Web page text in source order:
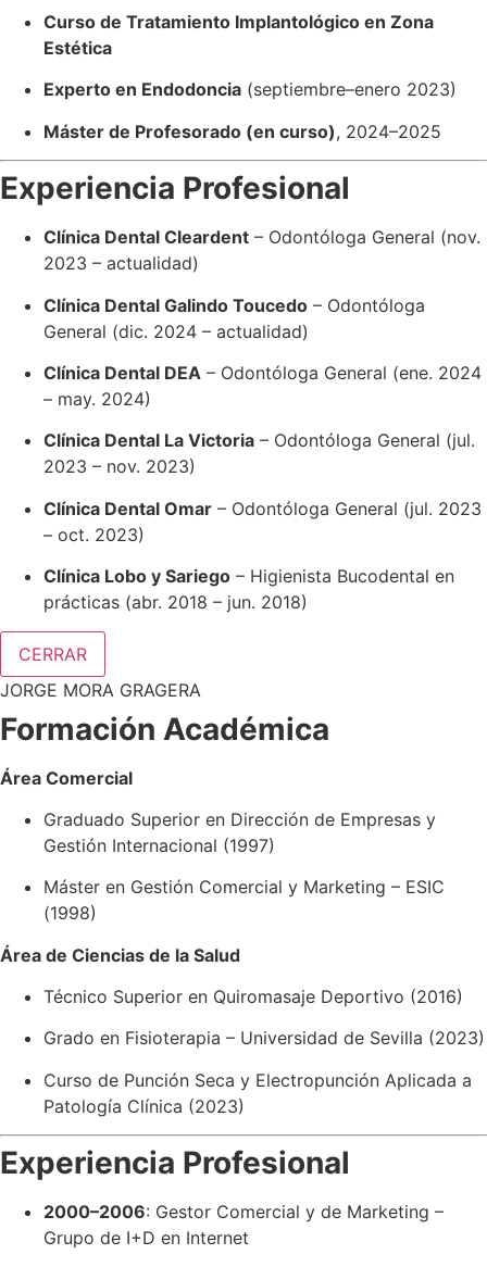
Curso de Tratamiento Implantológico en Zona
Estética
Experto en Endodoncia (septiembre–enero 2023)
Máster de Profesorado (en curso), 2024–2025
Experiencia Profesional
Clínica Dental Cleardent – Odontóloga General (nov.
2023 – actualidad)
Clínica Dental Galindo Toucedo – Odontóloga
General (dic. 2024 – actualidad)
Clínica Dental DEA – Odontóloga General (ene. 2024
– may. 2024)
Clínica Dental La Victoria – Odontóloga General (jul.
2023 – nov. 2023)
Clínica Dental Omar – Odontóloga General (jul. 2023
– oct. 2023)
Clínica Lobo y Sariego – Higienista Bucodental en
prácticas (abr. 2018 – jun. 2018)
CERRAR
JORGE MORA GRAGERA
Formación Académica
Área Comercial
Graduado Superior en Dirección de Empresas y
Gestión Internacional (1997)
Máster en Gestión Comercial y Marketing – ESIC
(1998)
Área de Ciencias de la Salud
Técnico Superior en Quiromasaje Deportivo (2016)
Grado en Fisioterapia – Universidad de Sevilla (2023)
Curso de Punción Seca y Electropunción Aplicada a
Patología Clínica (2023)
Experiencia Profesional
2000–2006: Gestor Comercial y de Marketing –
Grupo de I+D en Internet